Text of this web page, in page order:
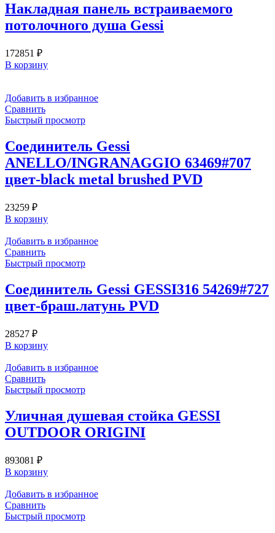
Накладная панель встраиваемого
потолочного душа Gessi
172851 ₽
В корзину
Добавить в избранное
Сравнить
Быстрый просмотр
Соединитель Gessi
ANELLO/INGRANAGGIO 63469#707
цвет-black metal brushed PVD
23259 ₽
В корзину
Добавить в избранное
Сравнить
Быстрый просмотр
Соединитель Gessi GESSI316 54269#727
цвет-браш.латунь PVD
28527 ₽
В корзину
Добавить в избранное
Сравнить
Быстрый просмотр
Уличная душевая стойка GESSI
OUTDOOR ORIGINI
893081 ₽
В корзину
Добавить в избранное
Сравнить
Быстрый просмотр